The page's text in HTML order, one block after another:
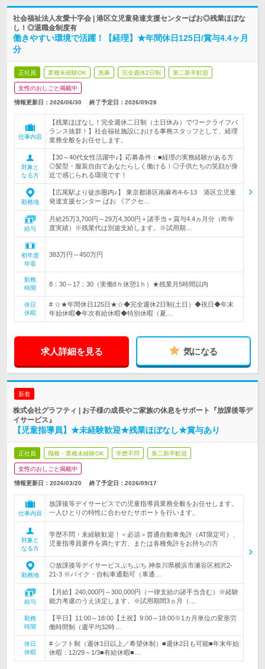
社会福祉法人友愛十字会 | 港区立児童発達支援センターぱお◎残業ほぼな
し！◎退職金制度有
働きやすい環境で活躍！【経理】★年間休日125日/賞与4.4ヶ月
分
正社員 業種未経験OK 急募 完全週休2日制 第二新卒歓迎
女性のおしごと掲載中
情報更新日：2026/06/30 終了予定日： 2026/09/28
仕事内容
【残業ほぼなし！完全週休二日制（土日休み）でワークライフバ
ランス抜群！】社会福祉施設における事務スタッフとして、経理
業務全般をお任せします。
対象と
なる方
【30～40代女性活躍中♪】応募条件：■経理の実務経験がある方
◎髪型・服装自由であなたらしく働ける！◎子供たちの笑顔が身
近で感じられる環境です！
勤務地
【広尾駅より徒歩圏内♪】 東京都港区南麻布4-6-13 港区立児童
発達支援センター ぱお 《アクセ…
給与
月給25万3,700円～29万4,300円＋諸手当＋賞与4.4ヵ月分（昨年
度実績）※残業代は別途支給します。※試用期…
初年度
年収
383万円～450万円
勤務
時間
8：30～17：30（実働8ｈ休憩1ｈ）★残業月5時間以内
休日
休暇
# ☆★年間休日125日★☆◆完全週休2日制(土日）◆祝日◆年末
年始休暇◆年次有給休暇◆特別休暇（夏…
求人詳細を見る 気になる
新着
株式会社グラフティ | お子様の成長やご家族の休息をサポート『放課後等デ
イサービス』
【児童指導員】★未経験歓迎★残業ほぼなし★賞与あり
正社員 職種・業種未経験OK 学歴不問 第二新卒歓迎
女性のおしごと掲載中
情報更新日：2026/03/20 終了予定日： 2026/09/17
仕事内容
放課後等デイサービスでの児童指導員業務全般をお任せします。
一人ひとりの特性に合わせたサポートを行います。
対象と
なる方
学歴不問・未経験歓迎！＜必須＞普通自動車免許（AT限定可）、
児童指導員要件を満たす方、または各種免許をお持ちの方
勤務地
◎放課後等デイサービスぷちぷち 神奈川県横浜市瀬谷区相沢2-
21-3 ※バイク・自転車通勤可（車通…
給与
【月給】240,000円～300,000円（一律支給の諸手当含む）※経験
能力考慮のうえ決定します。※試用期間3ヵ月（…
勤務
時間
【平日】11:00～18:00【土祝】9:00～18:00※1カ月単位の変形労
働時間制（週平均32時…
休日
休暇
# シフト制（週休1日以上／希望休制）■週休2日も可能■年末年始
休暇：12/29～1/3■有給休暇■…